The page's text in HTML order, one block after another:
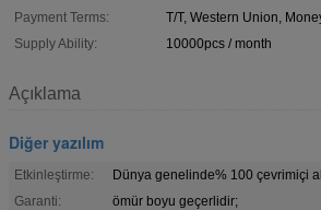
Payment Terms:
T/T, Western Union,
Supply Ability:
10000pcs / month
Açıklama
Diğer yazılım
Etkinleştirme:
Dünya genelinde% 100 çevrimiçi
Garanti:
ömür boyu geçerlidir;